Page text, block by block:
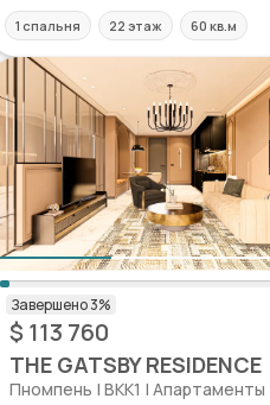
1 спальня 22 этаж 60 кв.м
$ 113 760
THE GATSBY RESIDENCE
Пномпень | BKK1 | Апартаменты